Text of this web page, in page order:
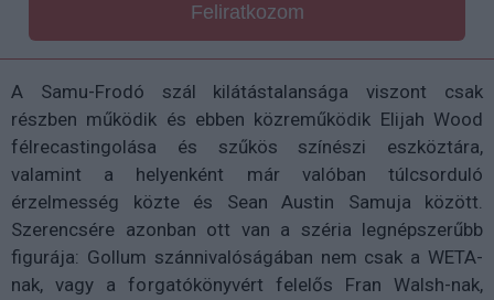
Feliratkozom
A Samu-Frodó szál kilátástalansága viszont csak
részben működik és ebben közreműködik Elijah Wood
félrecastingolása és szűkös színészi eszköztára,
valamint a helyenként már valóban túlcsorduló
érzelmesség közte és Sean Austin Samuja között.
Szerencsére azonban ott van a széria legnépszerűbb
figurája: Gollum szánnivalóságában nem csak a WETA-
nak, vagy a forgatókönyvért felelős Fran Walsh-nak,